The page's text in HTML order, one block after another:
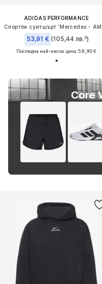
ADIDAS PERFORMANCE
53,91 € (105,44 лв.³)
Последна най-ниска цена:59,90 €
Core